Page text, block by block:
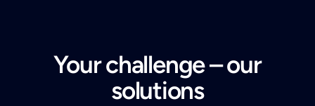
Your challenge – our
solutions